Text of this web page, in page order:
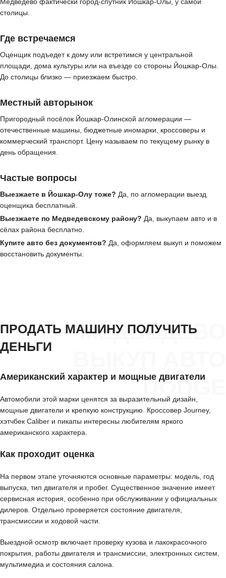
столицы.
Где встречаемся
Оценщик подъедет к дому или встретимся у центральной
площади, дома культуры или на въезде со стороны Йошкар-Олы.
До столицы близко — приезжаем быстро.
Местный авторынок
Пригородный посёлок Йошкар-Олинской агломерации —
отечественные машины, бюджетные иномарки, кроссоверы и
коммерческий транспорт. Цену называем по текущему рынку в
день обращения.
Частые вопросы
Выезжаете в Йошкар-Олу тоже? Да, по агломерации выезд
оценщика бесплатный.
Выезжаете по Медведевскому району? Да, выкупаем авто и в
сёлах района бесплатно.
Купите авто без документов? Да, оформляем выкуп и поможем
восстановить документы.
МЕДВЕДЕВО
DODGE
ПРОДАТЬ МАШИНУ ПОЛУЧИТЬ
ДЕНЬГИ
Американский характер и мощные двигатели
Автомобили этой марки ценятся за выразительный дизайн,
мощные двигатели и крепкую конструкцию. Кроссовер Journey,
хэтчбек Caliber и пикапы интересны любителям яркого
американского характера.
Как проходит оценка
На первом этапе уточняются основные параметры: модель, год
выпуска, тип двигателя и пробег. Существенное значение имеет
сервисная история, особенно при обслуживании у официальных
дилеров. Отдельно проверяется состояние двигателя,
трансмиссии и ходовой части.
Выездной осмотр включает проверку кузова и лакокрасочного
покрытия, работы двигателя и трансмиссии, электронных систем,
мультимедиа и состояния салона.